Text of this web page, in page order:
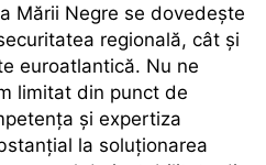
Mării Negre se dovedește
regională, cât și
euroatlantică. Nu ne
limitat din punct de
și expertiza
la soluționarea